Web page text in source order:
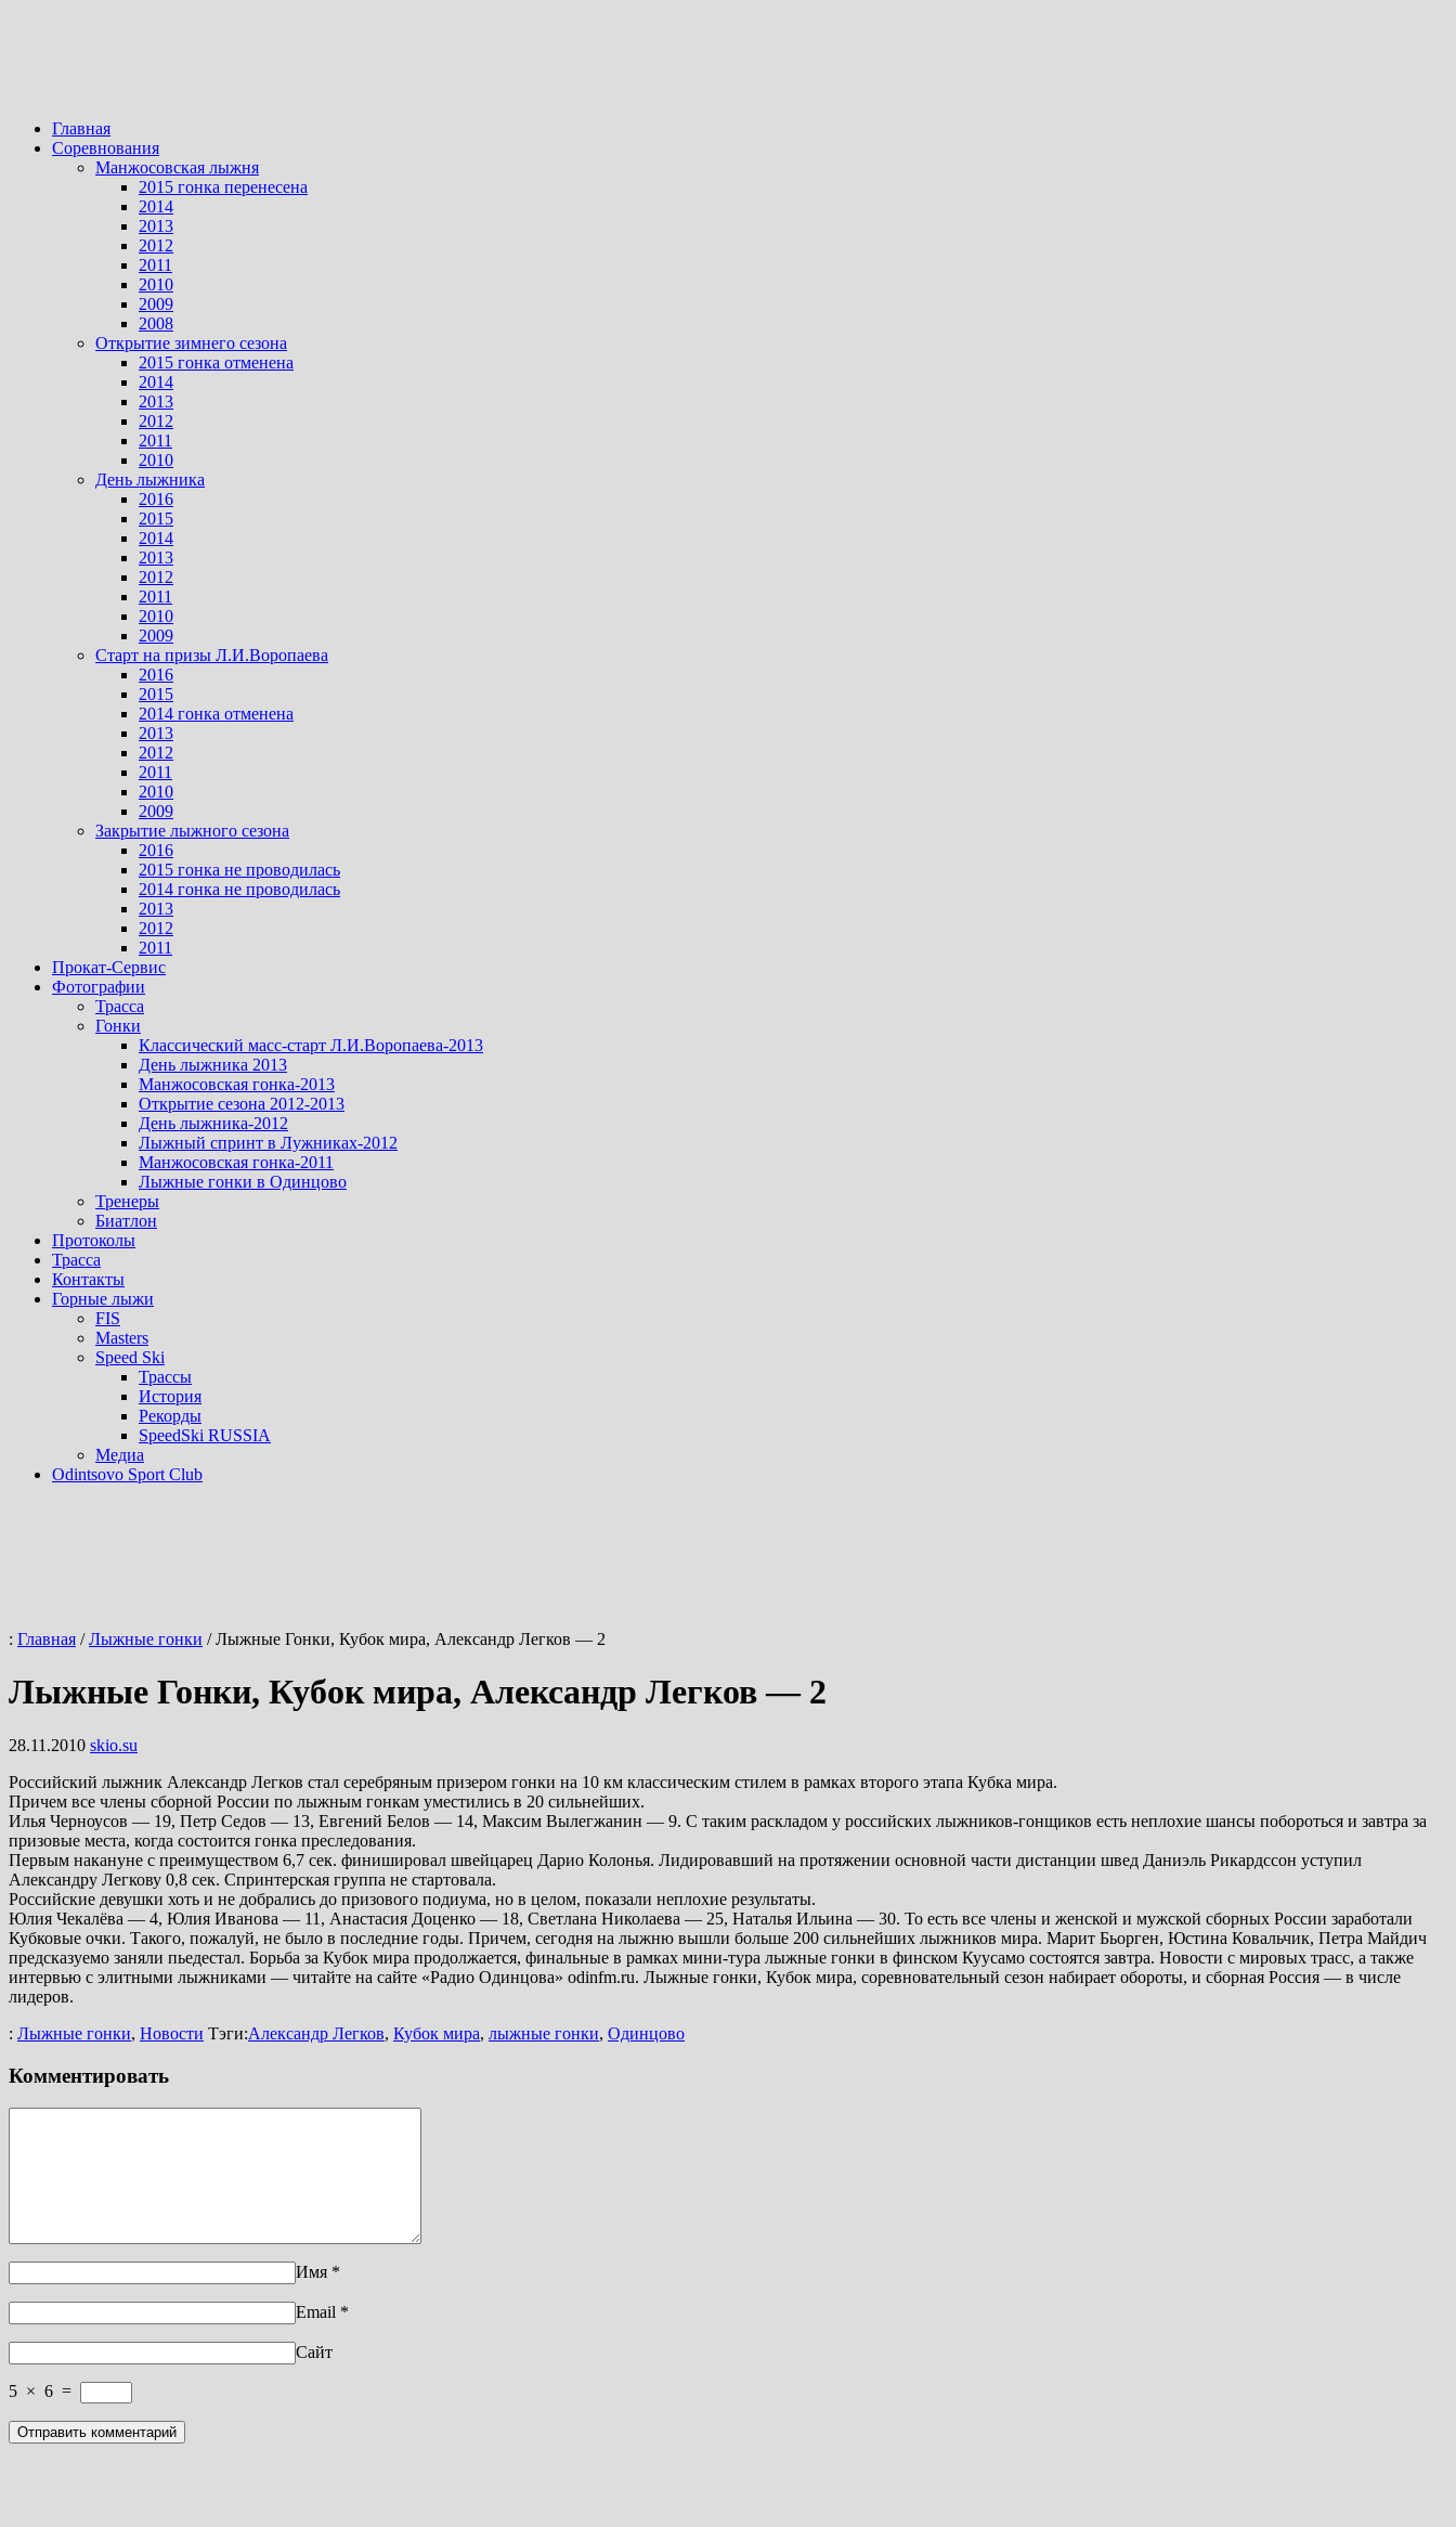
Главная
Соревнования
Манжосовская лыжня
2015 гонка перенесена
2014
2013
2012
2011
2010
2009
2008
Открытие зимнего сезона
2015 гонка отменена
2014
2013
2012
2011
2010
День лыжника
2016
2015
2014
2013
2012
2011
2010
2009
Старт на призы Л.И.Воропаева
2016
2015
2014 гонка отменена
2013
2012
2011
2010
2009
Закрытие лыжного сезона
2016
2015 гонка не проводилась
2014 гонка не проводилась
2013
2012
2011
Прокат-Сервис
Фотографии
Трасса
Гонки
Классический масс-старт Л.И.Воропаева-2013
День лыжника 2013
Манжосовская гонка-2013
Открытие сезона 2012-2013
День лыжника-2012
Лыжный спринт в Лужниках-2012
Манжосовская гонка-2011
Лыжные гонки в Одинцово
Тренеры
Биатлон
Протоколы
Трасса
Контакты
Горные лыжи
FIS
Masters
Speed Ski
Трассы
История
Рекорды
SpeedSki RUSSIA
Медиа
Odintsovo Sport Club
: Главная / Лыжные гонки /Лыжные Гонки, Кубок мира, Александр Легков — 2
Лыжные Гонки, Кубок мира, Александр Легков — 2
28.11.2010 skio.su
Российский лыжник Александр Легков стал серебряным призером гонки на 10 км классическим стилем в рамках второго этапа Кубка мира.
Причем все члены сборной России по лыжным гонкам уместились в 20 сильнейших.
Илья Черноусов — 19, Петр Седов — 13, Евгений Белов — 14, Максим Вылегжанин — 9. С таким раскладом у российских лыжников-гонщиков есть неплохие шансы побороться и завтра за
призовые места, когда состоится гонка преследования.
Первым накануне с преимуществом 6,7 сек. финишировал швейцарец Дарио Колонья. Лидировавший на протяжении основной части дистанции швед Даниэль Рикардссон уступил
Александру Легкову 0,8 сек. Спринтерская группа не стартовала.
Российские девушки хоть и не добрались до призового подиума, но в целом, показали неплохие результаты.
Юлия Чекалёва — 4, Юлия Иванова — 11, Анастасия Доценко — 18, Светлана Николаева — 25, Наталья Ильина — 30. То есть все члены и женской и мужской сборных России заработали
Кубковые очки. Такого, пожалуй, не было в последние годы. Причем, сегодня на лыжню вышли больше 200 сильнейших лыжников мира. Марит Бьорген, Юстина Ковальчик, Петра Майдич
предсказуемо заняли пьедестал. Борьба за Кубок мира продолжается, финальные в рамках мини-тура лыжные гонки в финском Куусамо состоятся завтра. Новости с мировых трасс, а также
интервью с элитными лыжниками — читайте на сайте «Радио Одинцова» odinfm.ru. Лыжные гонки, Кубок мира, соревновательный сезон набирает обороты, и сборная Россия — в числе
лидеров.
: Лыжные гонки, Новости Тэги:Александр Легков, Кубок мира, лыжные гонки, Одинцово
Комментировать
Имя *
Email *
Сайт
5 × 6 =